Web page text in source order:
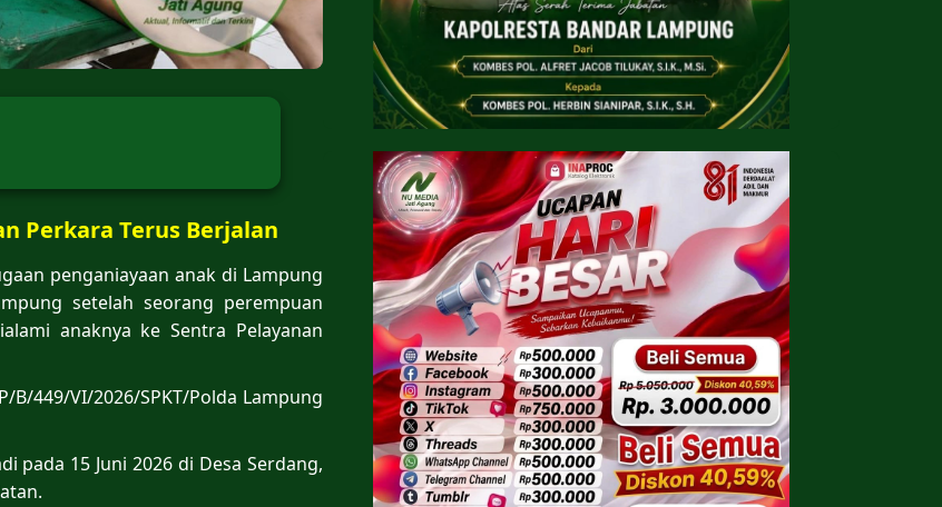
Perkara Terus Berjalan
penganiayaan anak di Lampung
setelah seorang perempuan
anaknya ke Sentra Pelayanan
449/VI/2026/SPKT/Polda Lampung
pada 15 Juni 2026 di Desa Serdang,